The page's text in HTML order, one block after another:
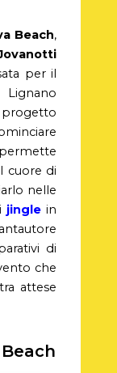
Beach,
per il
cuore di
nelle
jinglein
di
che
attese